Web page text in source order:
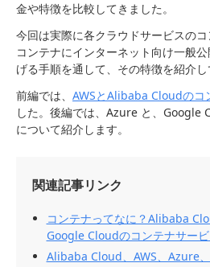
金や特徴を比較してきました。
今回は実際に各クラウドサービスのコ
コンテナにインターネット向け一般
げる手順を通して、その特徴を紹介し
前編では、 AWSとAlibaba Cloudのコ
した。後編では、Azure と、Google
について紹介します。
関連記事リンク
コンテナってなに？Alibaba
Google Cloudのコンテナサー
Alibaba Cloud、AWS、Azure